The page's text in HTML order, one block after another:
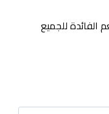
الفائدة للجميع